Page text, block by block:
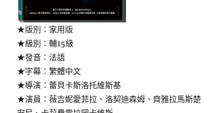
★版別：家用版
★級別：輔15級
★發音：法語
★字幕：繁體中文
★導演：蕾貝卡斯洛托維斯基
★演員：薇吉妮愛菲拉、洛契迪森姆、齊雅拉馬斯楚